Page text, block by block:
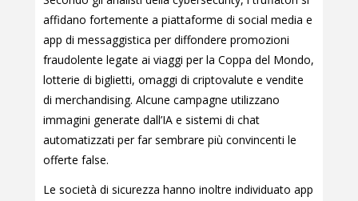
affidano fortemente a piattaforme di social media e
app di messaggistica per diffondere promozioni
fraudolente legate ai viaggi per la Coppa del Mondo,
lotterie di biglietti, omaggi di criptovalute e vendite
di merchandising. Alcune campagne utilizzano
immagini generate dall’IA e sistemi di chat
automatizzati per far sembrare più convincenti le
offerte false.
Le società di sicurezza hanno inoltre individuato app